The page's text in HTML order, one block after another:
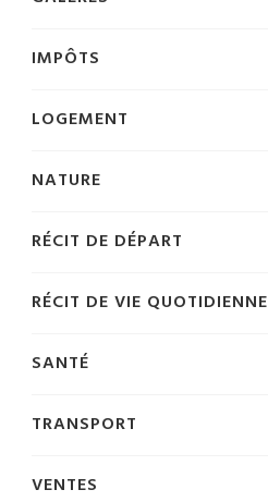
IMPÔTS
LOGEMENT
NATURE
RÉCIT DE DÉPART
RÉCIT DE VIE QUOTIDIENNE
SANTÉ
TRANSPORT
VENTES